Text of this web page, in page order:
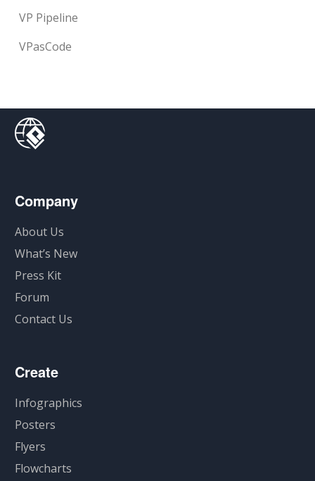
VP Pipeline
VPasCode
Company
About Us
What’s New
Press Kit
Forum
Contact Us
Create
Infographics
Posters
Flyers
Flowcharts